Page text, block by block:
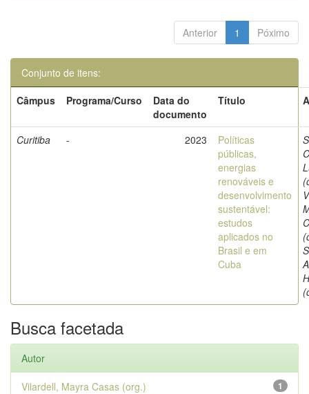
Anterior 1 Póximo
Conjunto de itens:
Câmpus
Programa/Curso
Data do
documento
Título
Curitiba - 2023
Políticas
públicas,
energias
renováveis e
desenvolvimento
sustentável:
estudos
aplicados no
Brasil e em
Cuba
Busca facetada
Autor
1
Vilardell, Mayra Casas (org.)